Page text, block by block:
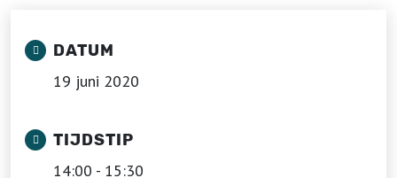
DATUM
19 juni 2020
TIJDSTIP
14:00 - 15:30